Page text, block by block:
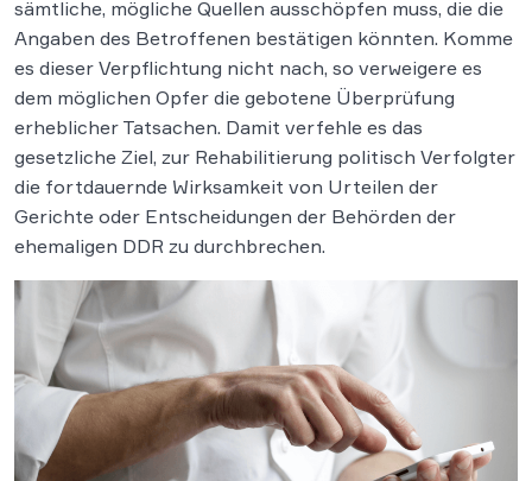
sämtliche, mögliche Quellen ausschöpfen muss, die die
Angaben des Betroffenen bestätigen könnten. Komme
es dieser Verpflichtung nicht nach, so verweigere es
dem möglichen Opfer die gebotene Überprüfung
erheblicher Tatsachen. Damit verfehle es das
gesetzliche Ziel, zur Rehabilitierung politisch Verfolgter
die fortdauernde Wirksamkeit von Urteilen der
Gerichte oder Entscheidungen der Behörden der
ehemaligen DDR zu durchbrechen.